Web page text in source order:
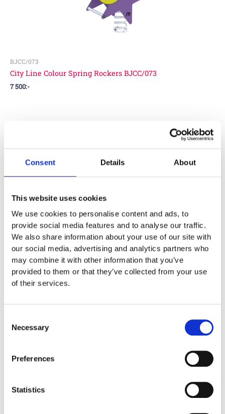
Consent Details About
This website uses cookies
We use cookies to personalise content and ads, to
provide social media features and to analyse our traffic.
We also share information about your use of our site with
our social media, advertising and analytics partners who
may combine it with other information that you’ve
provided to them or that they’ve collected from your use
of their services.
Selection
Necessary
Preferences
Statistics
BJCC/073
City Line Colour Spring Rockers BJCC/073
7 500:-
WS/0205
CLOCK PLAY PANEL WS/0205
5 400:-
zt-009